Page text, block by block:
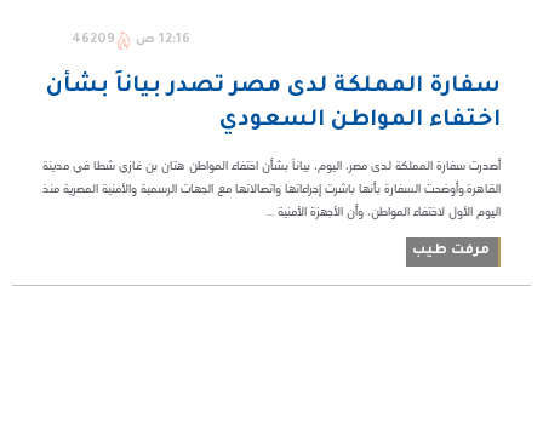
12:16 ص 46209
سفارة المملكة لدى مصر تصدر بياناً بشأن
اختفاء المواطن السعودي
أصدرت سفارة المملكة لدى مصر، اليوم، بياناً بشأن اختفاء المواطن هتان بن غازي شطا في مدينة
القاهرة.وأوضحت السفارة بأنها باشرت إجراءاتها واتصالاتها مع الجهات الرسمية والأمنية المصرية منذ
اليوم الأول لاختفاء المواطن، وأن الأجهزة الأمنية ...
مرفت طيب